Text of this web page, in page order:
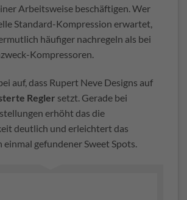
Arbeitsweise beschäftigen. Wer
Standard-Kompression erwartet,
häufiger nachregeln als bei
Kompressoren.
auf, dass Rupert Neve Designs auf
Regler setzt. Gerade bei
erhöht das die
deutlich und erleichtert das
einmal gefundener Sweet Spots.